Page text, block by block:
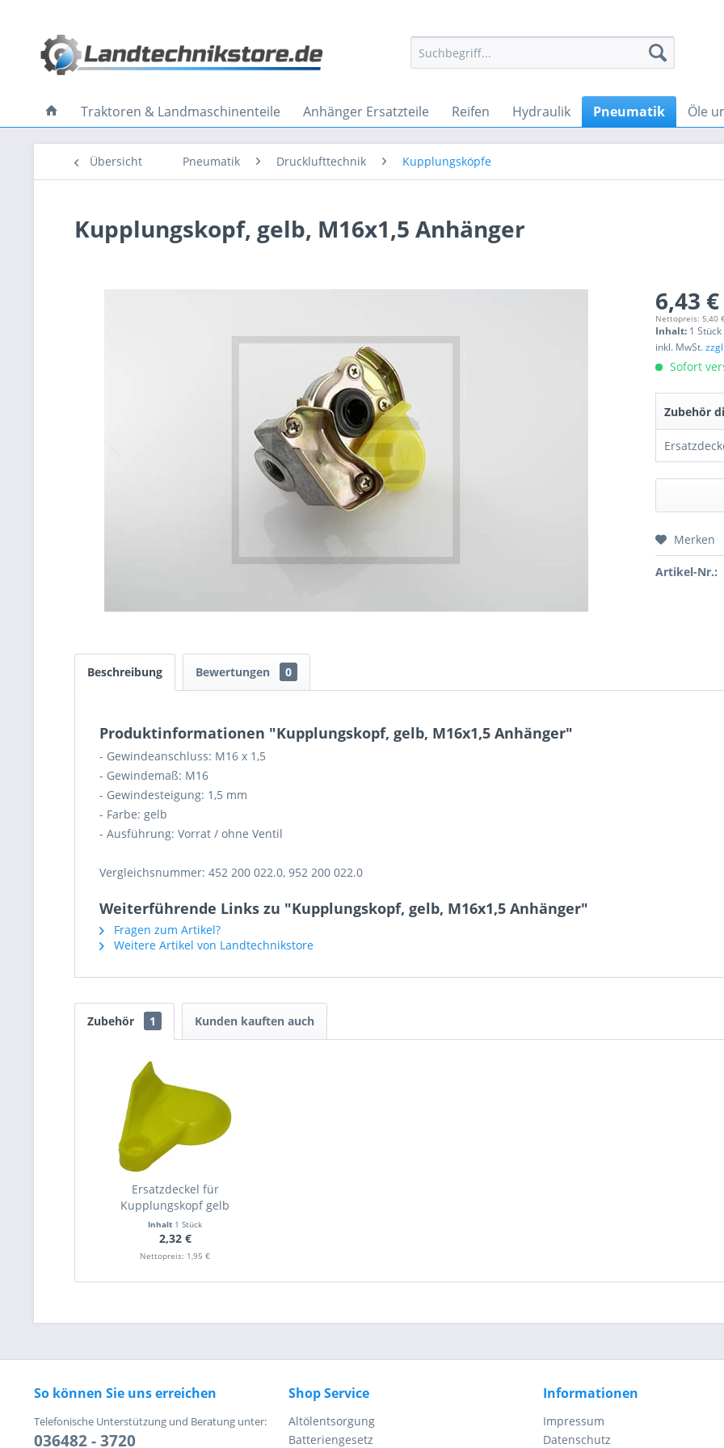
Traktoren & Landmaschinenteile Anhänger Ersatzteile Reifen Hydraulik Pneumatik Öle
Übersicht Pneumatik Drucklufttechnik Kupplungsköpfe
Kupplungskopf, gelb, M16x1,5 Anhänger
6,43
Nettopreis: 5,40
Inhalt: 1 Stück
inkl. MwSt.
Sofort
Zubehör
Preis
Ich
Senden
Merken
Artikel-Nr.:
Beschreibung Bewertungen 0
Produktinformationen "Kupplungskopf, gelb, M16x1,5 Anhänger"
- Gewindeanschluss: M16 x 1,5
- Gewindemaß: M16
- Gewindesteigung: 1,5 mm
- Farbe: gelb
- Ausführung: Vorrat / ohne Ventil
Vergleichsnummer: 452 200 022.0, 952 200 022.0
Weiterführende Links zu "Kupplungskopf, gelb, M16x1,5 Anhänger"
Fragen zum Artikel?
Weitere Artikel von Landtechnikstore
Zubehör 1 Kunden kauften auch
Ersatzdeckel für
Kupplungskopf gelb
Inhalt 1 Stück
2,32 €
Nettopreis: 1,95 €
So können Sie uns erreichen
Telefonische Unterstützung und Beratung unter:
036482 - 3720
Shop Service
Altölentsorgung
Batteriengesetz
Informationen
Impressum
Datenschutz